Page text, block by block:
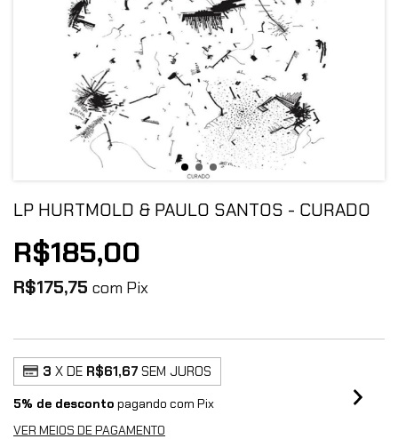
LP HURTMOLD & PAULO SANTOS - CURADO
R$185,00
R$175,75 com Pix
3 X DE R$61,67 SEM JUROS
5% de desconto pagando com Pix
VER MEIOS DE PAGAMENTO